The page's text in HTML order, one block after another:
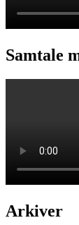
Samtale
Arkiver